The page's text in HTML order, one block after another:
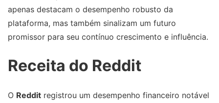
apenas destacam o desempenho robusto da
plataforma, mas também sinalizam um futuro
promissor para seu contínuo crescimento e influência.
Receita do Reddit
O Reddit registrou um desempenho financeiro notável